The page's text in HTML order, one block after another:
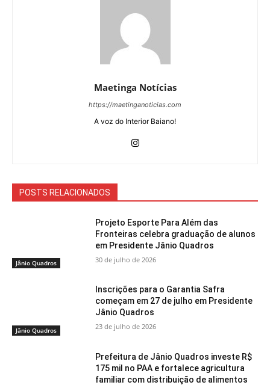
Maetinga Notícias
https://maetinganoticias.com
A voz do Interior Baiano!
POSTS RELACIONADOS
Jânio Quadros
Projeto Esporte Para Além das
Fronteiras celebra graduação de alunos
em Presidente Jânio Quadros
30 de julho de 2026
Jânio Quadros
Inscrições para o Garantia Safra
começam em 27 de julho em Presidente
Jânio Quadros
23 de julho de 2026
Prefeitura de Jânio Quadros investe R$
175 mil no PAA e fortalece agricultura
familiar com distribuição de alimentos